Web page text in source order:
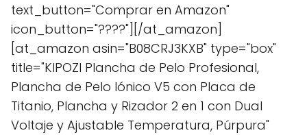
text_button="Comprar en Amazon"
icon_button="????"][/at_amazon]
[at_amazon asin="B08CRJ3KXB" type="box"
title="KIPOZI Plancha de Pelo Profesional,
Plancha de Pelo Iónico V5 con Placa de
Titanio, Plancha y Rizador 2 en 1 con Dual
Voltaje y Ajustable Temperatura, Púrpura"